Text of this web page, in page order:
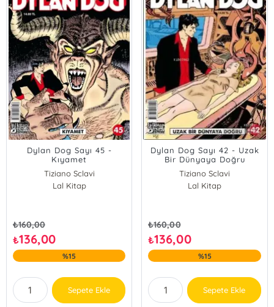
Dylan Dog Sayı 45 -
Kıyamet
Tiziano Sclavi
Lal Kitap
₺160,00
₺136,00
%15
Sepete Ekle
Dylan Dog Sayı 42 - Uzak
Bir Dünyaya Doğru
Tiziano Sclavi
Lal Kitap
₺160,00
₺136,00
%15
Sepete Ekle